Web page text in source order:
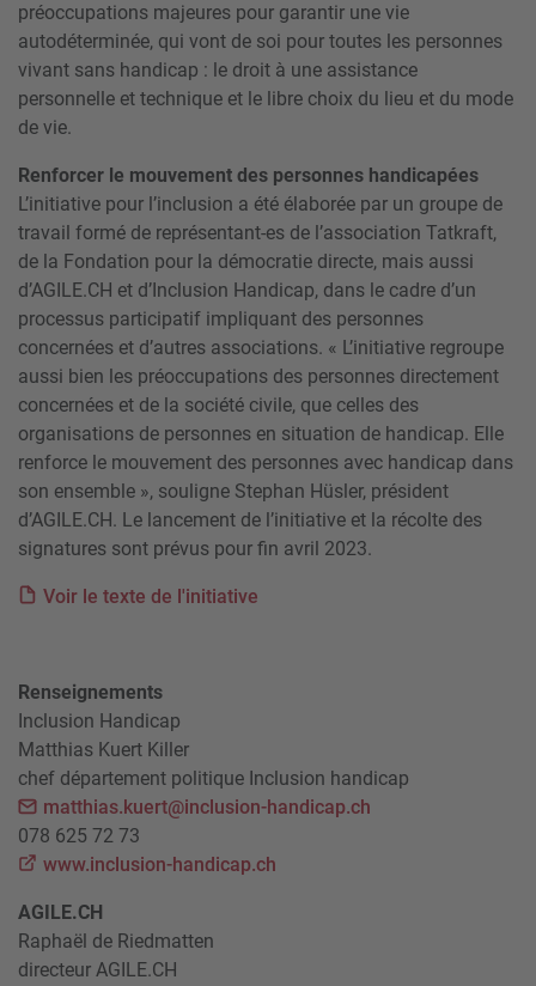
préoccupations majeures pour garantir une vie
autodéterminée, qui vont de soi pour toutes les personnes
vivant sans handicap : le droit à une assistance
personnelle et technique et le libre choix du lieu et du mode
de vie.
Renforcer le mouvement des personnes handicapées
L’initiative pour l’inclusion a été élaborée par un groupe de
travail formé de représentant-es de l’association Tatkraft,
de la Fondation pour la démocratie directe, mais aussi
d’AGILE.CH et d’Inclusion Handicap, dans le cadre d’un
processus participatif impliquant des personnes
concernées et d’autres associations. « L’initiative regroupe
aussi bien les préoccupations des personnes directement
concernées et de la société civile, que celles des
organisations de personnes en situation de handicap. Elle
renforce le mouvement des personnes avec handicap dans
son ensemble », souligne Stephan Hüsler, président
d’AGILE.CH. Le lancement de l’initiative et la récolte des
signatures sont prévus pour fin avril 2023.
Voir le texte de l'initiative
Renseignements
Inclusion Handicap
Matthias Kuert Killer
chef département politique Inclusion handicap
matthias.kuert@inclusion-handicap.ch
078 625 72 73
www.inclusion-handicap.ch
AGILE.CH
Raphaël de Riedmatten
directeur AGILE.CH